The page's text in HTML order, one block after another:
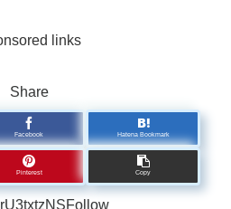
links
Share
Facebook Hatena Bookmark
Pinterest Copy